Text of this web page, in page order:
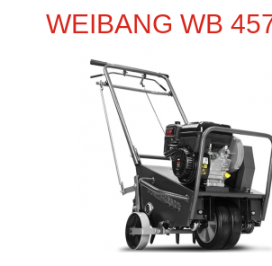
WEIBANG WB